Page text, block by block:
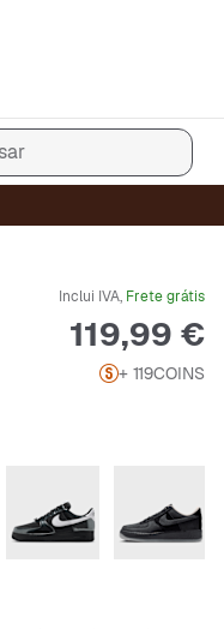
Inclui IVA, Frete grátis
Preço
119,99 €
+ 119COINS